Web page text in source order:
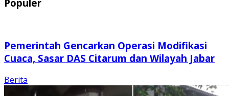
Populer
Pemerintah Gencarkan Operasi Modifikasi
Cuaca, Sasar DAS Citarum dan Wilayah Jabar
Berita